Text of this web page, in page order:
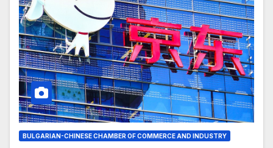
BULGARIAN-CHINESE CHAMBER OF COMMERCE AND INDUSTRY